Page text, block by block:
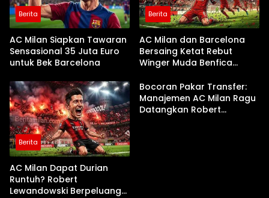
Berita
AC Milan Siapkan Tawaran
Sensasional 35 Juta Euro
untuk Bek Barcelona
Berita
AC Milan dan Barcelona
Bersaing Ketat Rebut
Winger Muda Benfica
Berita
AC Milan Dapat Durian
Runtuh? Robert
Lewandowski Berpeluang
Bocoran Pakar Transfer:
Manajemen AC Milan Ragu
Datangkan Robert